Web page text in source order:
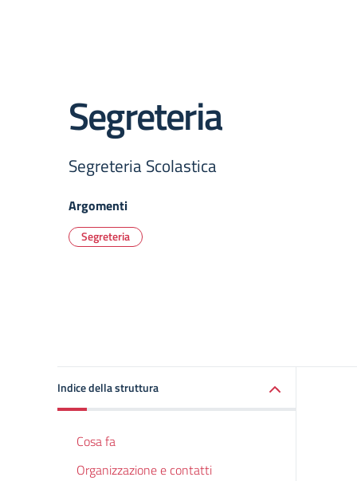
Segreteria
Segreteria Scolastica
Argomenti
Segreteria
Indice della struttura
Cosa fa
Organizzazione e contatti